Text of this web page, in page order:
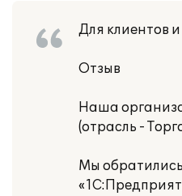
Для клиентов
Отзыв
Наша
(отрасль -
Мы